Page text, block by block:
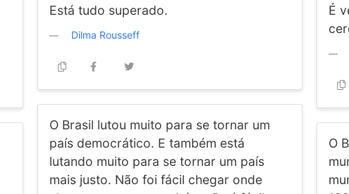
Está tudo superado.
Dilma Rousseff
O Brasil lutou muito para se tornar um
país democrático. E também está
lutando muito para se tornar um país
mais justo. Não foi fácil chegar onde
É
O